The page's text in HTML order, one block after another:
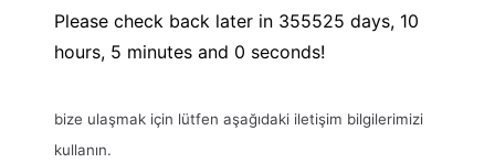
Please check back later in 355525 days, 10
hours, 5 minutes and 0 seconds!
bize ulaşmak için lütfen aşağıdaki iletişim bilgilerimizi
kullanın.